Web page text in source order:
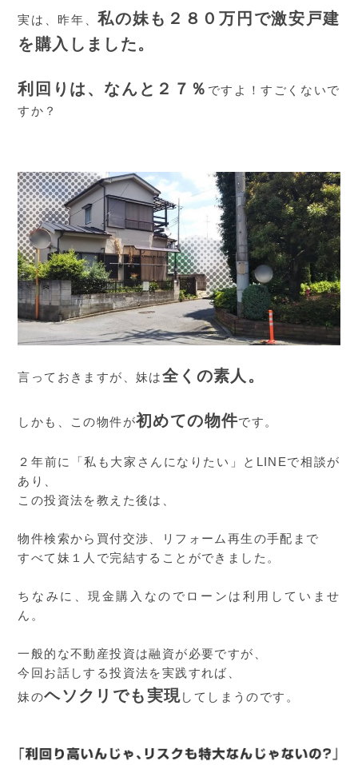
実は、昨年、私の妹も２８０万円で激安戸建
を購入しました。
利回りは、なんと２７％ ですよ！すごくないで
すか？
言っておきますが、妹は全くの素人。
しかも、この物件が初めての物件です。
２年前に「私も大家さんになりたい」とLINEで相談が
あり、
この投資法を教えた後は、
物件検索から買付交渉、リフォーム再生の手配まで
すべて妹１人で完結することができました。
ちなみに、現金購入なのでローンは利用していませ
ん。
一般的な不動産投資は融資が必要ですが、
今回お話しする投資法を実践すれば、
妹のヘソクリでも実現してしまうのです。